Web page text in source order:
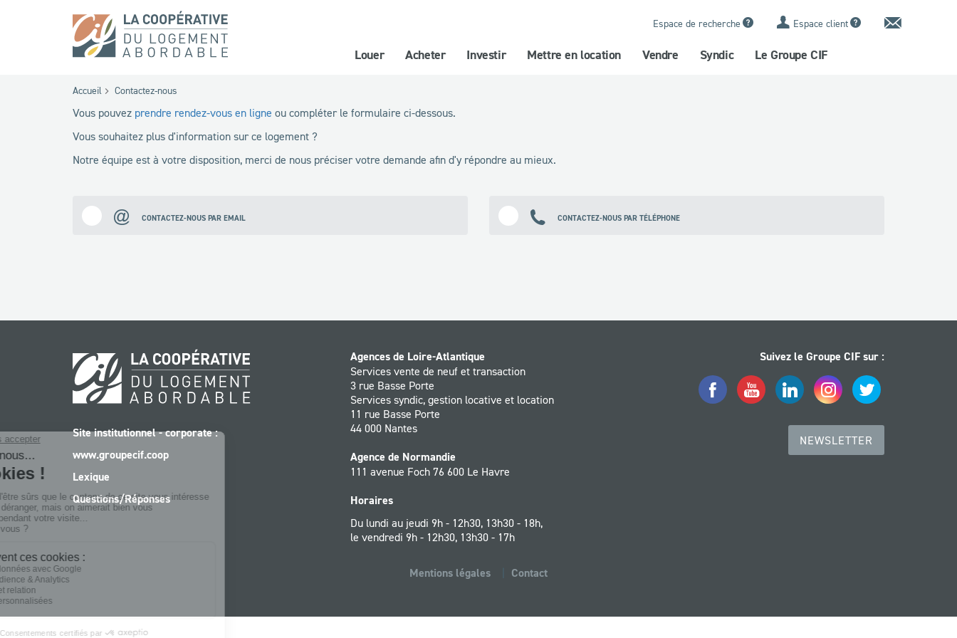
Espace de recherche Espace client Contact
Louer Acheter Investir Mettre en location Vendre Syndic Le Groupe CIF
Accueil Contactez-nous
Vous pouvez prendre rendez-vous en ligne ou compléter le formulaire ci-dessous.
Vous souhaitez plus d'information sur ce logement ?
Notre équipe est à votre disposition, merci de nous préciser votre demande afin d'y répondre au mieux.
CONTACTEZ-NOUS PAR EMAIL CONTACTEZ-NOUS PAR TÉLÉPHONE
Site institutionnel - corporate :
www.groupecif.coop
Lexique
Questions/Réponses
Agences de Loire-Atlantique
Services vente de neuf et transaction
3 rue Basse Porte
Services syndic, gestion locative et location
11 rue Basse Porte
44 000 Nantes
Agence de Normandie
111 avenue Foch 76 600 Le Havre
Horaires
Du lundi au jeudi 9h - 12h30, 13h30 - 18h,
le vendredi 9h - 12h30, 13h30 - 17h
Suivez le Groupe CIF sur :
FacebookYouTube LinkedInInstagramTwitter
NEWSLETTER
Mentions légales Contact